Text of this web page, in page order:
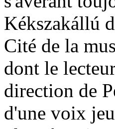
Kékszakállú
Cité de la
dont le
direction de
d'une voix